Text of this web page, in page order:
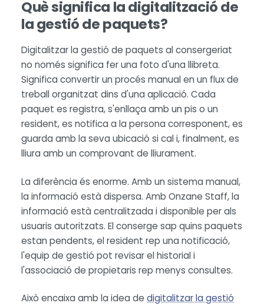
Què significa la digitalització de
la gestió de paquets?
Digitalitzar la gestió de paquets al consergeriat
no només significa fer una foto d'una llibreta.
Significa convertir un procés manual en un flux de
treball organitzat dins d'una aplicació. Cada
paquet es registra, s'enllaça amb un pis o un
resident, es notifica a la persona corresponent, es
guarda amb la seva ubicació si cal i, finalment, es
lliura amb un comprovant de lliurament.
La diferència és enorme. Amb un sistema manual,
la informació està dispersa. Amb Onzane Staff, la
informació està centralitzada i disponible per als
usuaris autoritzats. El conserge sap quins paquets
estan pendents, el resident rep una notificació,
l'equip de gestió pot revisar el historial i
l'associació de propietaris rep menys consultes.
Això encaixa amb la idea de digitalitzar la gestió